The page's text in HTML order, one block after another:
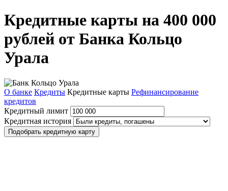
Кредитные карты на 400 000
рублей от Банка Кольцо
Урала
О банке Кредиты Кредитные карты Рефинансирование
кредитов
Кредитный лимит
Кредитная история
Подобрать кредитную карту